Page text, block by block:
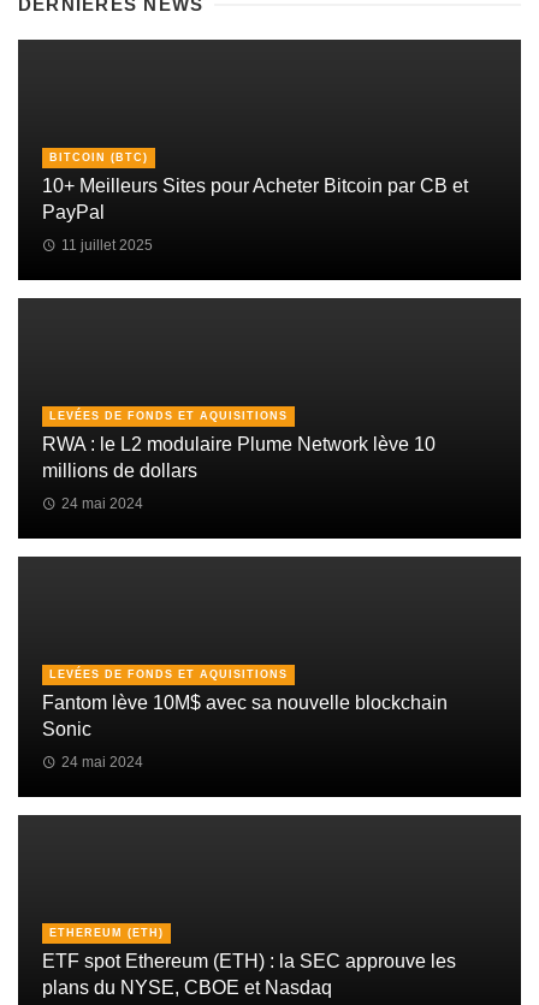
BITCOIN (BTC)
10+ Meilleurs Sites pour Acheter Bitcoin par CB et
PayPal
11 juillet 2025
LEVÉES DE FONDS ET AQUISITIONS
RWA : le L2 modulaire Plume Network lève 10
millions de dollars
24 mai 2024
LEVÉES DE FONDS ET AQUISITIONS
Fantom lève 10M$ avec sa nouvelle blockchain
Sonic
24 mai 2024
ETHEREUM (ETH)
ETF spot Ethereum (ETH) : la SEC approuve les
plans du NYSE, CBOE et Nasdaq